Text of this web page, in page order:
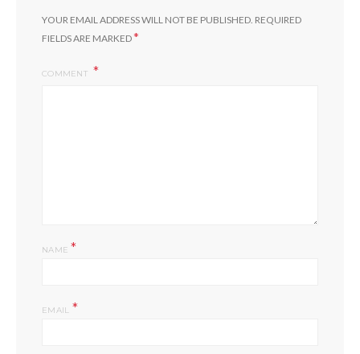
YOUR EMAIL ADDRESS WILL NOT BE PUBLISHED. REQUIRED
FIELDS ARE MARKED*
COMMENT
NAME *
EMAIL *